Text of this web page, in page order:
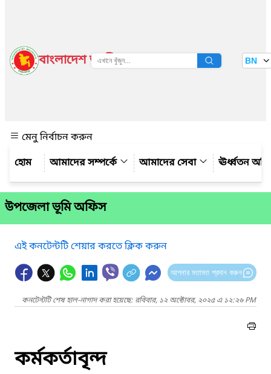
বাংলাদেশ জাতীয় তথ্য বাতায়ন BN
মেনু নির্বাচন করুন
আমাদের সম্পর্কে
আমাদের সেবা ঊর্ধ্বতন
উপজেলা ভূমি অফিস
এই কনটেন্টটি শেয়ার করতে ক্লিক করুন
আপনার মতামত প্রদান করুন
কনটেন্টটি শেষ হাল-নাগাদ করা হয়েছে: রবিবার, ১২ অক্টোবর, ২০২৫ এ ১২:২৬ PM
কর্মকর্তাবৃন্দ